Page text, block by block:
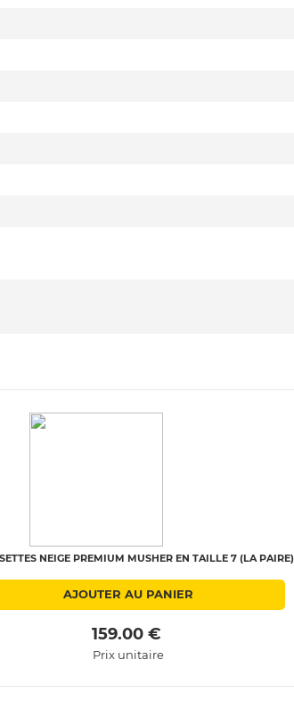
NEIGE PREMIUM MUSHER EN TAILLE 7 (LA PAIRE)
AJOUTER AU PANIER
159.00 €
Prix unitaire